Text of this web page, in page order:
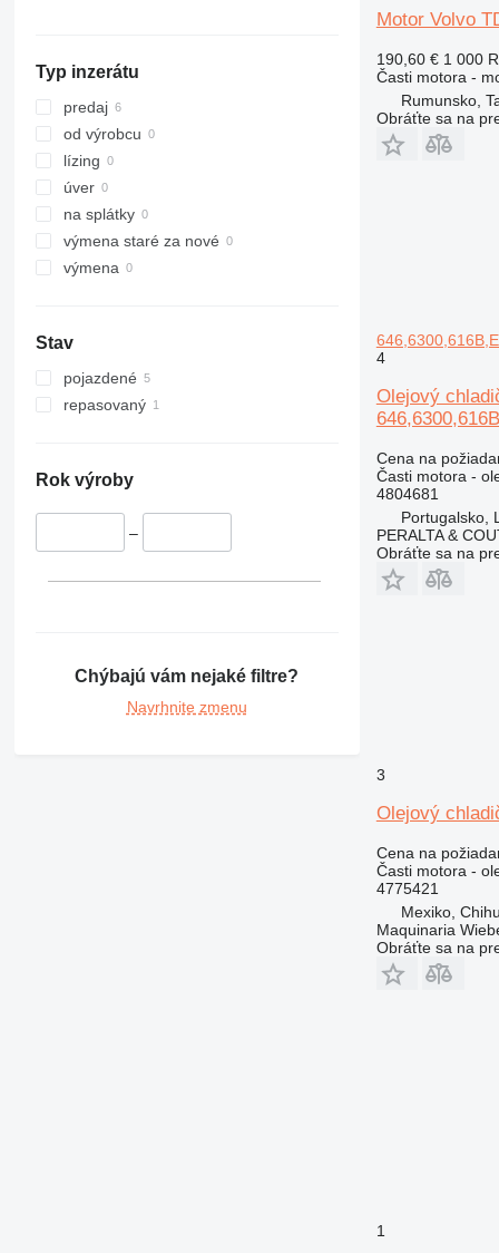
IT
Typ inzerátu
predaj
od výrobcu
lízing
úver
na splátky
výmena staré za nové
výmena
Stav
pojazdené
repasovaný
Rok výroby
–
Chýbajú vám nejaké filtre?
Navrhnite zmenu
Motor Volvo
190,60 € 1 000
Časti motora -
Rumunsko,
Obráťte sa na
4
Olejový
Cena na
Časti motora -
4804681
Portugalsko,
PERALTA &
Obráťte sa na
3
Olejový
Cena na
Časti motora -
4775421
Mexiko,
Maquinaria
Obráťte sa na
1